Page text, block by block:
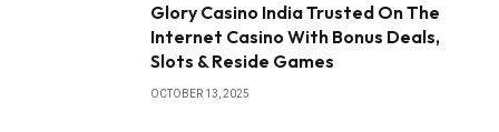
Glory Casino India Trusted On The
Internet Casino With Bonus Deals,
Slots & Reside Games
OCTOBER 13, 2025